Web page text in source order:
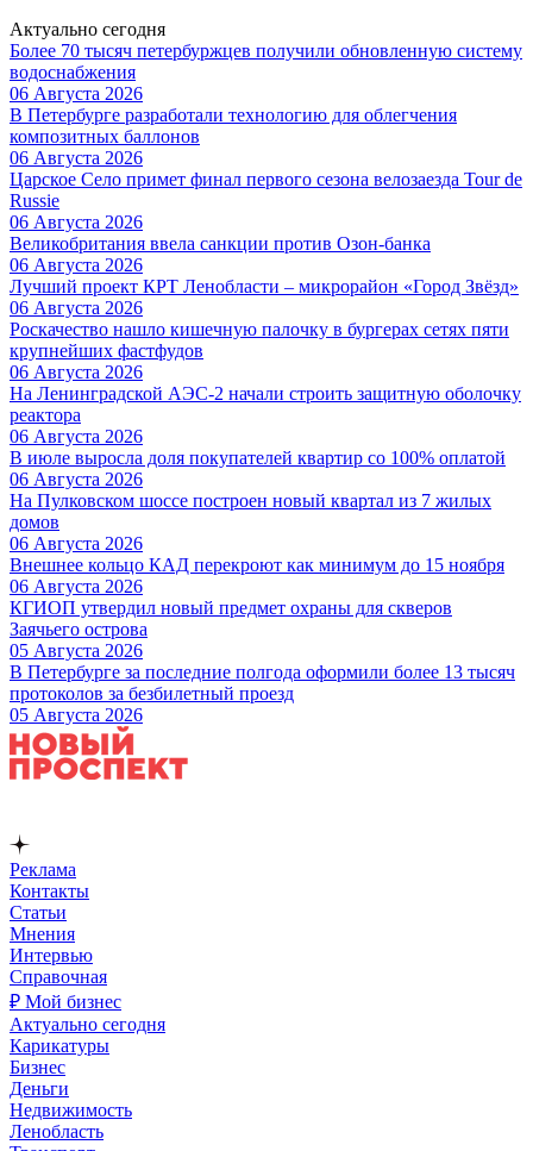
Актуально сегодня
Более 70 тысяч петербуржцев получили обновленную систему
водоснабжения
06 Августа 2026
В Петербурге разработали технологию для облегчения
композитных баллонов
06 Августа 2026
Царское Село примет финал первого сезона велозаезда Tour de
Russie
06 Августа 2026
Великобритания ввела санкции против Озон-банка
06 Августа 2026
Лучший проект КРТ Ленобласти – микрорайон «Город Звёзд»
06 Августа 2026
Роскачество нашло кишечную палочку в бургерах сетях пяти
крупнейших фастфудов
06 Августа 2026
На Ленинградской АЭС-2 начали строить защитную оболочку
реактора
06 Августа 2026
В июле выросла доля покупателей квартир со 100% оплатой
06 Августа 2026
На Пулковском шоссе построен новый квартал из 7 жилых
домов
06 Августа 2026
Внешнее кольцо КАД перекроют как минимум до 15 ноября
06 Августа 2026
КГИОП утвердил новый предмет охраны для скверов
Заячьего острова
05 Августа 2026
В Петербурге за последние полгода оформили более 13 тысяч
протоколов за безбилетный проезд
05 Августа 2026
Реклама
Контакты
Статьи
Мнения
Интервью
Справочная
₽ Мой бизнес
Актуально сегодня
Карикатуры
Бизнес
Деньги
Недвижимость
Ленобласть